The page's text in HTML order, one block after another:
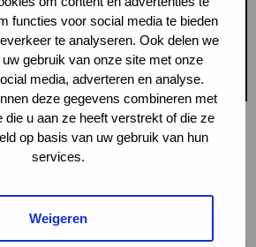
functies voor social media te bieden
te analyseren. Ook delen we
gebruik van onze site met onze
media, adverteren en analyse.
deze gegevens combineren met
die u aan ze heeft verstrekt of die ze
op basis van uw gebruik van hun
services.
Weigeren
over dit